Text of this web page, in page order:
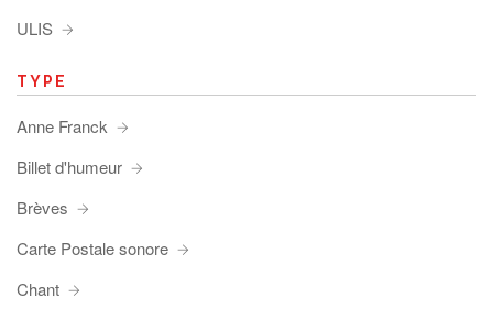
ULIS
TYPE
Anne Franck
Billet d'humeur
Brèves
Carte Postale sonore
Chant